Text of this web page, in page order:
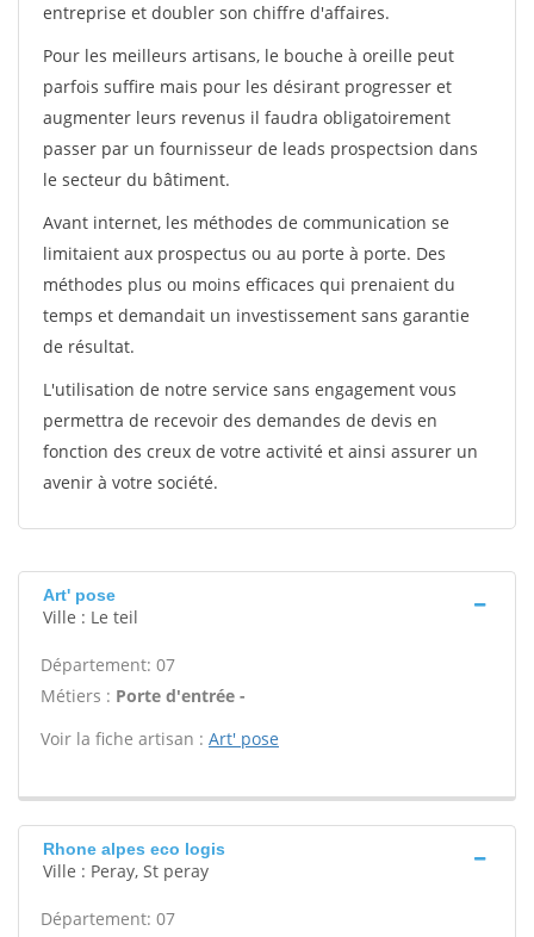
entreprise et doubler son chiffre d'affaires.
Pour les meilleurs artisans, le bouche à oreille peut
parfois suffire mais pour les désirant progresser et
augmenter leurs revenus il faudra obligatoirement
passer par un fournisseur de leads prospectsion dans
le secteur du bâtiment.
Avant internet, les méthodes de communication se
limitaient aux prospectus ou au porte à porte. Des
méthodes plus ou moins efficaces qui prenaient du
temps et demandait un investissement sans garantie
de résultat.
L'utilisation de notre service sans engagement vous
permettra de recevoir des demandes de devis en
fonction des creux de votre activité et ainsi assurer un
avenir à votre société.
Art' pose
Ville : Le teil
Département: 07
Métiers : Porte d'entrée -
Voir la fiche artisan : Art' pose
Rhone alpes eco logis
Ville : Peray, St peray
Département: 07